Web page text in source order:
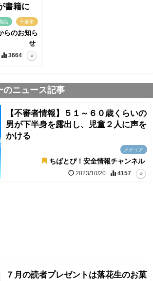
書籍に
品 千葉市
らのお知ら
せ
3664
のニュース記事
【不審者情報】５１～６０歳くらいの
男が下半身を露出し、児童２人に声を
かける
メディア
ちばとぴ！安全情報チャンネル
2023/10/20 4157
７月の読者プレゼントは落花生のお菓